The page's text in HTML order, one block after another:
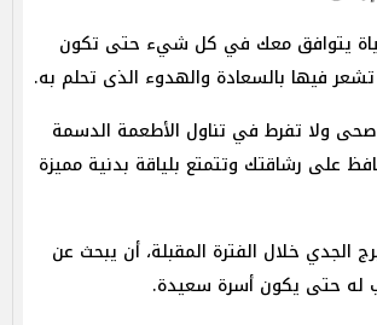
يتوافق معك في كل شيء حتى تكون
فيها بالسعادة والهدوء الذى تحلم به.
ولا تفرط في تناول الأطعمة الدسمة
على رشاقتك وتتمتع بلياقة بدنية مميزة
الجدي خلال الفترة المقبلة، أن يبحث عن
له حتى يكون أسرة سعيدة.